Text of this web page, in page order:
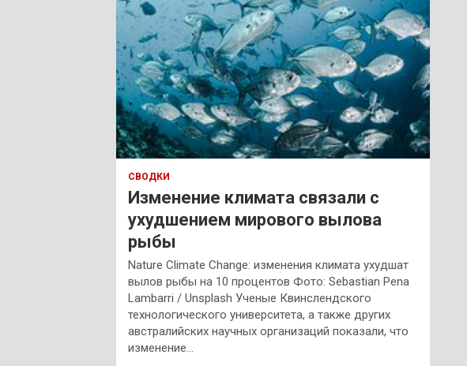
СВОДКИ
Изменение климата связали с
ухудшением мирового вылова
рыбы
Nature Climate Change: изменения климата ухудшат
вылов рыбы на 10 процентов Фото: Sebastian Pena
Lambarri / Unsplash Ученые Квинслендского
технологического университета, а также других
австралийских научных организаций показали, что
изменение…